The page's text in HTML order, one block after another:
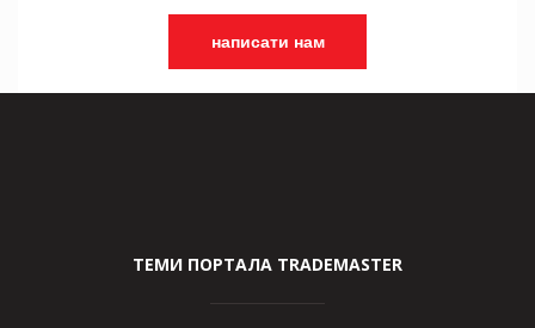
написати нам
ТЕМИ ПОРТАЛА TRADEMASTER